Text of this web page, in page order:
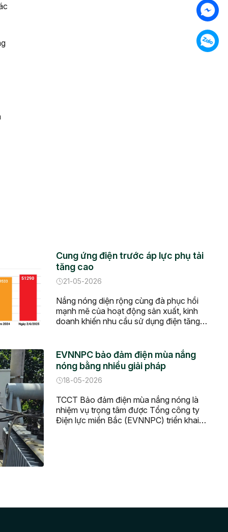
Cung ứng điện trước áp lực phụ tải
tăng cao
21-05-2026
Nắng nóng diện rộng cùng đà phục hồi
mạnh mẽ của hoạt động sản xuất, kinh
doanh khiến nhu cầu sử dụng điện tăng
diện rộng, sản lượng điện tiêu thụ của cả 3
miền bắc, trung, nam đều xác […]
EVNNPC bảo đảm điện mùa nắng
nóng bằng nhiều giải pháp
18-05-2026
TCCT Bảo đảm điện mùa nắng nóng là
nhiệm vụ trọng tâm được Tổng công ty
Điện lực miền Bắc (EVNNPC) triển khai